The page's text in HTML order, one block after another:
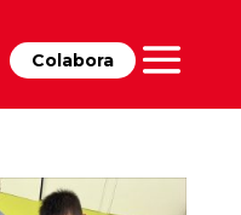
Colabora